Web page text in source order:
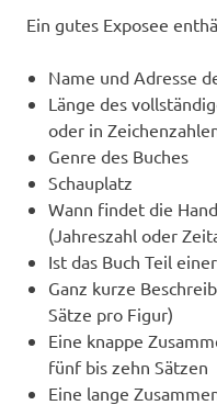
Ein gutes Exposee
Name und Adresse
Länge des
oder in
Genre des Buches
Schauplatz
Wann findet die
(Jahreszahl oder
Ist das Buch Teil
Ganz kurze
Sätze pro Figur)
Eine knappe
fünf bis zehn Sätzen
Eine lange